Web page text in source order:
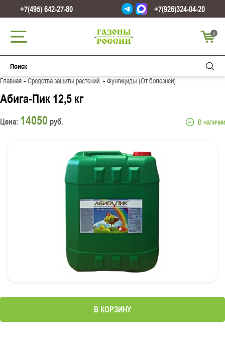
+7(495) 642-27-80 +7(926)324-04-20
0
Главная-Средства защиты растений.-Фунгициды (От болезней)
Абига-Пик 12,5 кг
Цена: 14050 руб. В наличии
В КОРЗИНУ